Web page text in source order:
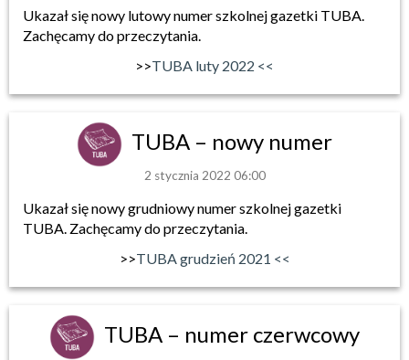
Ukazał się nowy lutowy numer szkolnej gazetki TUBA.
Zachęcamy do przeczytania.
>>TUBA luty 2022 <<
TUBA – nowy numer
2 stycznia 2022 06:00
Ukazał się nowy grudniowy numer szkolnej gazetki
TUBA. Zachęcamy do przeczytania.
>>TUBA grudzień 2021 <<
TUBA – numer czerwcowy